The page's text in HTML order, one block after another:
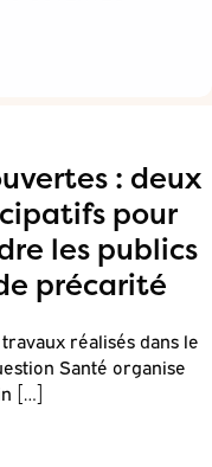
: deux
pour
les publics
précarité
réalisés dans le
Santé organise
[…]